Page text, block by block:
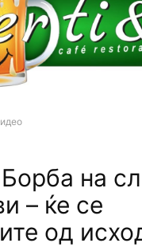
на
– ќе се
од